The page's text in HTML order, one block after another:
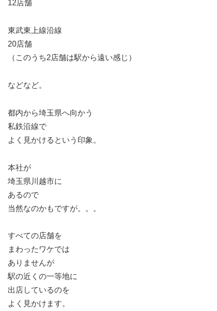
12店舗
東武東上線沿線
20店舗
（このうち2店舗は駅から遠い感じ）
などなど。
都内から埼玉県へ向かう
私鉄沿線で
よく見かけるという印象。
本社が
埼玉県川越市に
あるので
当然なのかもですが。。。
すべての店舗を
まわったワケでは
ありませんが
駅の近くの一等地に
出店しているのを
よく見かけます。